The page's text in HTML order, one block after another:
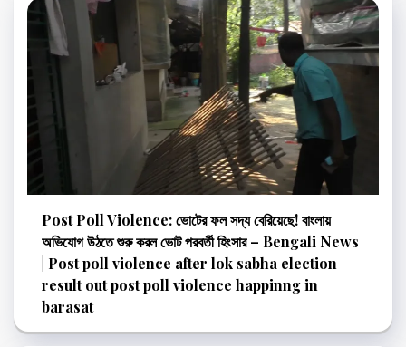
Post Poll Violence: ভোটের ফল সদ্য বেরিয়েছে! বাংলায়
অভিযোগ উঠতে শুরু করল ভোট পরবর্তী হিংসার – Bengali News
| Post poll violence after lok sabha election
result out post poll violence happinng in
barasat